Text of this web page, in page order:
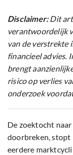
Disclaimer:Dit
verantwoordelijk
van de verstrekte
financieel advies.
brengt
risico op verlies
onderzoek
De zoektocht
doorbreken, stopt
eerdere